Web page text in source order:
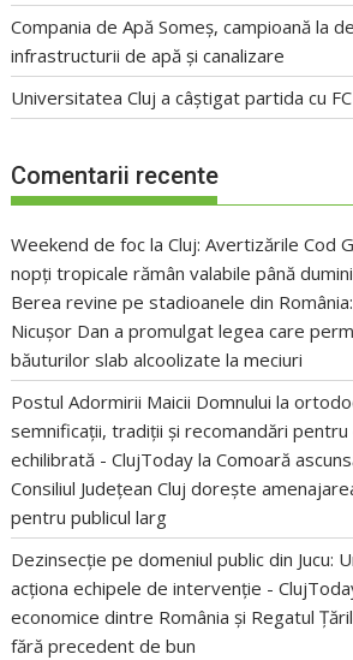
Compania de Apă Someș, campioană la
infrastructurii de apă și canalizare
Universitatea Cluj a câștigat partida cu
Comentarii recente
Weekend de foc la Cluj: Avertizările Cod
nopți tropicale rămân valabile până
Berea revine pe stadioanele din
Nicușor Dan a promulgat legea care
băuturilor slab alcoolizate la meciuri
Postul Adormirii Maicii Domnului la
semnificații, tradiții și recomandări
echilibrată - ClujToday laComoară
Consiliul Județean Cluj dorește
pentru publicul larg
Dezinsecție pe domeniul public din Jucu:
acționa echipele de intervenție -
economice dintre România și Regatul
fără precedent de bun